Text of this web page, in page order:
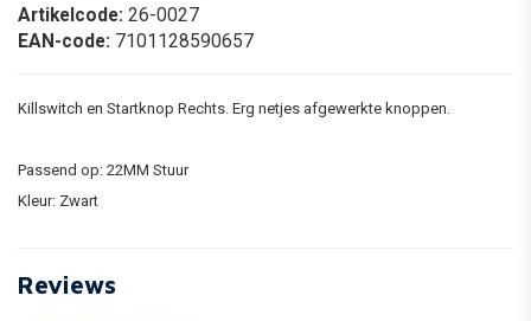
Artikelcode: 26-0027
EAN-code: 7101128590657
Killswitch en Startknop Rechts. Erg netjes afgewerkte knoppen.
Passend op: 22MM Stuur
Kleur: Zwart
Reviews